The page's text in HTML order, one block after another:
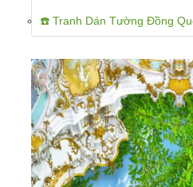
☎️ Tranh Dán Tường Đồng